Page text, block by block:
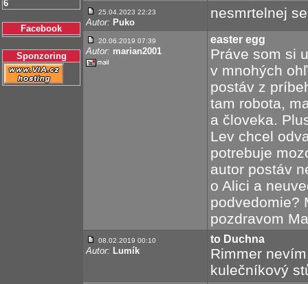
6
Facebook
Sponzoring
25.04.2023 22:23
Autor: Puko
nesmrtelnej
20.06.2019 07:39
Autor: marian2001
easter egg
Práve som si
v mnohých
postáv z
tam robota,
a človeka.
Lev chcel
potrebuje
autor postáv
o Alici a
podvedomie?
pozdravom
08.02.2019 00:10
Autor: Lumík
to Duchna
Rimmer
kulečníkový